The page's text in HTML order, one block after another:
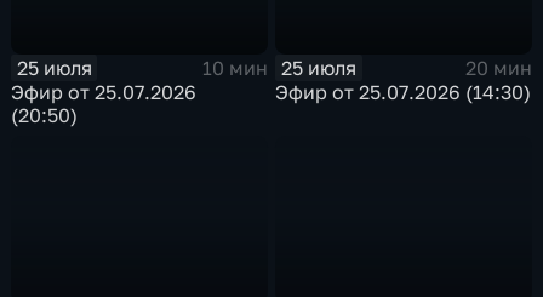
25 июля
10 мин
Эфир от 25.07.2026
(20:50)
25 июля
20 мин
Эфир от 25.07.2026 (14:30)